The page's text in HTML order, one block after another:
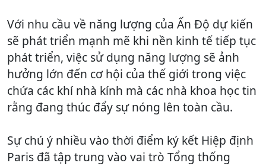
Với nhu cầu về năng lượng của Ấn Độ dự kiến ​​
sẽ phát triển mạnh mẽ khi nền kinh tế tiếp tục
phát triển, việc sử dụng năng lượng sẽ ảnh
hưởng lớn đến cơ hội của thế giới trong việc
chứa các khí nhà kính mà các nhà khoa học tin
rằng đang thúc đẩy sự nóng lên toàn cầu.
Sự chú ý nhiều vào thời điểm ký kết Hiệp định
Paris đã tập trung vào vai trò Tổng thống